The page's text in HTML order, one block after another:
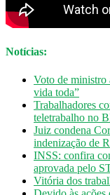
Notícias:
Voto de ministro
vida toda”
Trabalhadores
teletrabalho no
Juiz condena
indenização de
INSS: confira
aprovada pelo
Vitória dos